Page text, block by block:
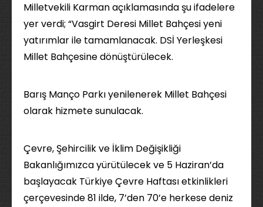
Milletvekili Karman açıklamasında şu ifadelere
yer verdi; “Vasgirt Deresi Millet Bahçesi yeni
yatırımlar ile tamamlanacak. DSİ Yerleşkesi
Millet Bahçesine dönüştürülecek.
Barış Manço Parkı yenilenerek Millet Bahçesi
olarak hizmete sunulacak.
Çevre, Şehircilik ve İklim Değişikliği
Bakanlığımızca yürütülecek ve 5 Haziran’da
başlayacak Türkiye Çevre Haftası etkinlikleri
çerçevesinde 81 ilde, 7’den 70’e herkese deniz